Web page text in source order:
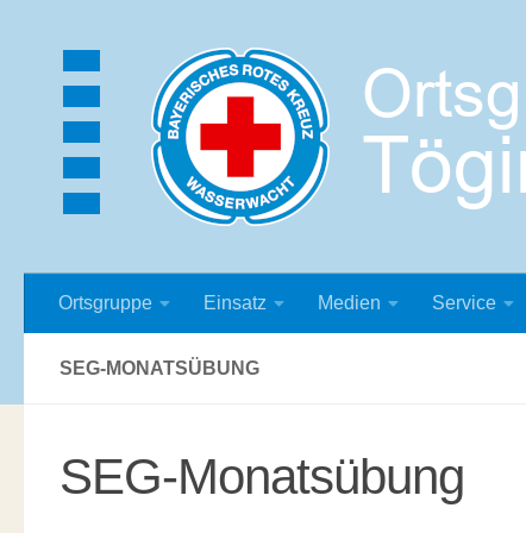
Ortsgruppe Einsatz Medien Service
SEG-MONATSÜBUNG
SEG-Monatsübung